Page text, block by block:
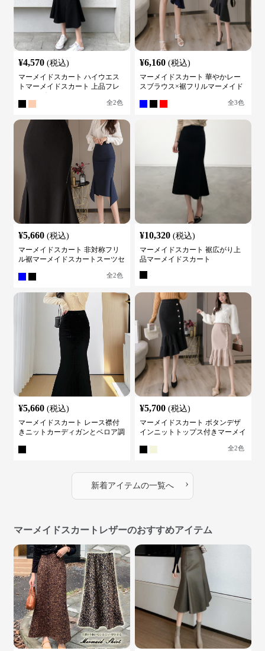
¥4,570 (税込)
マーメイドスカート ハイウエス
トマーメイドスカート 上品フレ
全2色
¥6,160 (税込)
マーメイドスカート 華やかレー
スブラウス×裾フリルマーメイド
全3色
¥5,660 (税込)
マーメイドスカート 非対称フリ
ル裾マーメイドスカートスーツセ
全2色
¥10,320 (税込)
マーメイドスカート 裾広がり上
品マーメイドスカート
¥5,660 (税込)
マーメイドスカート レース襟付
きニットカーディガンとベロア調
¥5,700 (税込)
マーメイドスカート ボタンデザ
インニットトップス付きマーメイ
全2色
新着アイテムの一覧へ ›
マーメイドスカートレザーのおすすめアイテム